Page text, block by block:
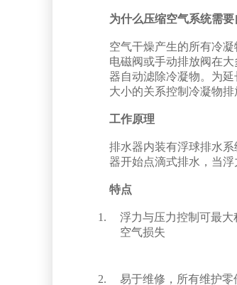
为什么压缩空气系统需要
空气干燥产生的所有冷
电磁阀或手动排放阀在
器自动滤除冷凝物。为
大小的关系控制冷凝物排
工作原理
排水器内装有浮球排水
器开始点滴式排水，当
特点
浮力与压力控制可最
空气损失
易于维修，所有维护